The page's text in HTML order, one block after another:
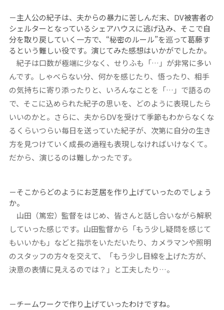
－主人公の紀子は、夫からの暴力に苦しんだ末、DV被害者の
シェルターとなっているシェアハウスに逃げ込み、そこで自
分を取り戻していく一方で、“秘密のルール”を巡って葛藤す
るという難しい役です。演じてみた感想はいかがでしたか。
紀子は口数が極端に少なく、せりふも「…」が非常に多い
んです。しゃべらない分、何かを感じたり、悟ったり、相手
の気持ちに寄り添ったりと、いろんなことを「…」で語るの
で、そこに込められた紀子の思いを、どのように表現したら
いいのかと。さらに、夫からDVを受けて季節もわからなくな
るくらいつらい毎日を送っていた紀子が、次第に自分の生き
方を見つけていく成長の過程も表現しなければいけなくて。
だから、演じるのは難しかったです。
－そこからどのようにお芝居を作り上げていったのでしょう
か。
山田（篤宏）監督をはじめ、皆さんと話し合いながら解釈
していった感じです。山田監督から「もう少し疑問を感じて
もいいかも」などと指示をいただいたり、カメラマンや照明
のスタッフの方々を交えて、「もう少し目線を上げた方が、
決意の表情に見えるのでは？」と工夫したり…。
－チームワークで作り上げていったわけですね。